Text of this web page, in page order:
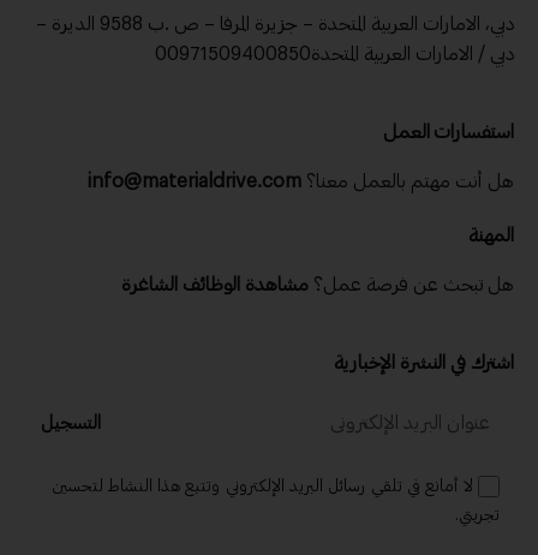
دبي، الامارات العربية المتحدة – جزيرة المرفا – ص .ب 9588 الديرة –
دبي / الامارات العربية المتحدة00971509400850
استفسارات العمل
هل أنت مهتم بالعمل معنا؟ info@materialdrive.com
المهنة
هل تبحث عن فرصة عمل؟ مشاهدة الوظائف الشاغرة
اشترك في النشرة الإخبارية
التسجيل
لا أمانع في تلقي رسائل البريد الإلكتروني وتتبع هذا النشاط لتحسين
تجربتي.